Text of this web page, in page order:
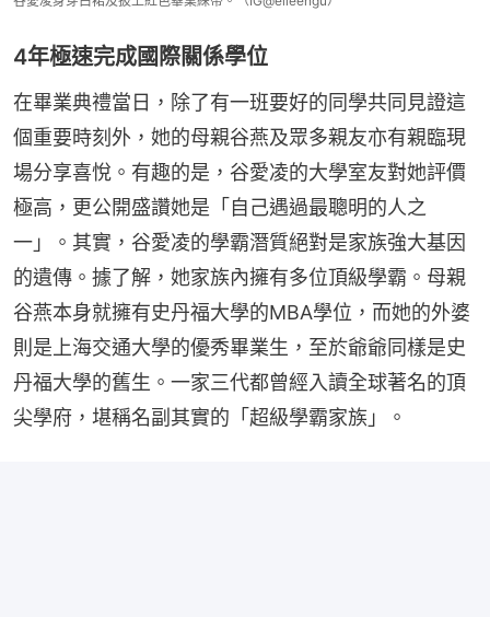
4年極速完成國際關係學位
在畢業典禮當日，除了有一班要好的同學共同見證這
個重要時刻外，她的母親谷燕及眾多親友亦有親臨現
場分享喜悅。有趣的是，谷愛凌的大學室友對她評價
極高，更公開盛讚她是「自己遇過最聰明的人之
一」。其實，谷愛凌的學霸潛質絕對是家族強大基因
的遺傳。據了解，她家族內擁有多位頂級學霸。母親
谷燕本身就擁有史丹福大學的MBA學位，而她的外婆
則是上海交通大學的優秀畢業生，至於爺爺同樣是史
丹福大學的舊生。一家三代都曾經入讀全球著名的頂
尖學府，堪稱名副其實的「超級學霸家族」。